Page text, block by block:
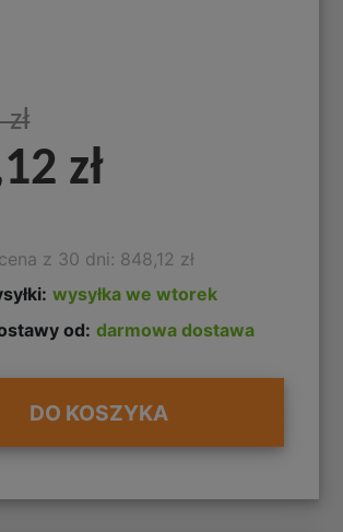
zł
z 30 dni: 848,12 zł
wysyłka we wtorek
od: darmowa dostawa
DO KOSZYKA